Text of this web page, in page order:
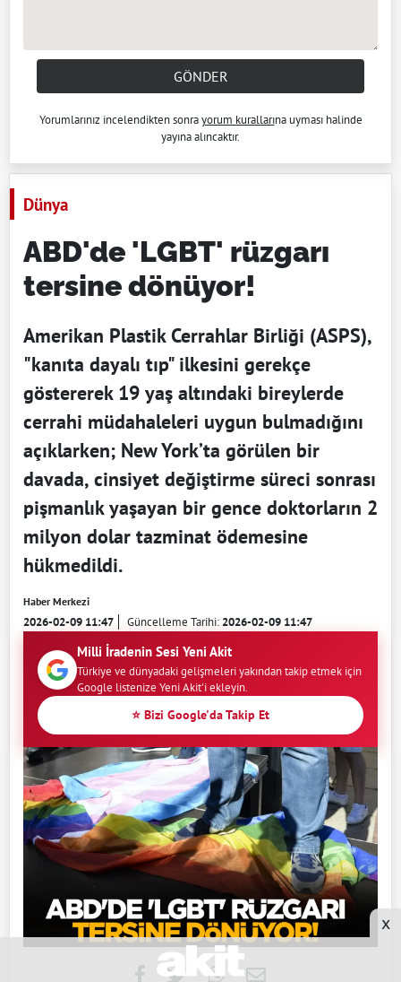
GÖNDER
Yorumlarınız incelendikten sonrayorum kurallarına uyması halinde
yayına alıncaktır.
Dünya
ABD'de 'LGBT' rüzgarı
tersine dönüyor!
Amerikan Plastik Cerrahlar Birliği (ASPS),
"kanıta dayalı tıp" ilkesini gerekçe
göstererek 19 yaş altındaki bireylerde
cerrahi müdahaleleri uygun bulmadığını
açıklarken; New York’ta görülen bir
davada, cinsiyet değiştirme süreci sonrası
pişmanlık yaşayan bir gence doktorların 2
milyon dolar tazminat ödemesine
hükmedildi.
Haber Merkezi
2026-02-09 11:47 Güncelleme Tarihi:2026-02-09 11:47
Milli İradenin Sesi Yeni Akit
Türkiye ve dünyadaki gelişmeleri yakından takip etmek için
Google listenize Yeni Akit'i ekleyin.
⭐ Bizi Google'da Takip Et
x